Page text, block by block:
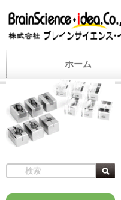
ホーム